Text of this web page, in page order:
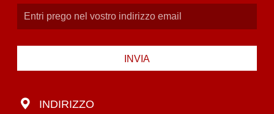
INVIA
INDIRIZZO